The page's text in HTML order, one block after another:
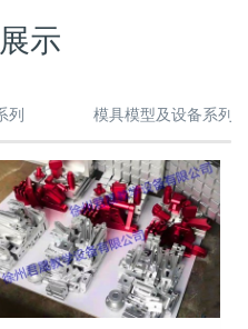
示
列 模具模型及设备系列